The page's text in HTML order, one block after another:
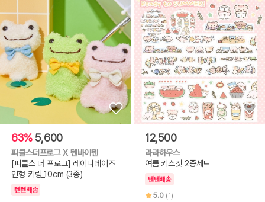
63% 5,600
피클스더프로그 X 텐바이텐
[피클스 더 프로그] 레이니데이즈
인형 키링_10cm (3종)
텐텐배송
12,500
라라하우스
여름 키스컷 2종세트
텐텐배송
5.0 (1)